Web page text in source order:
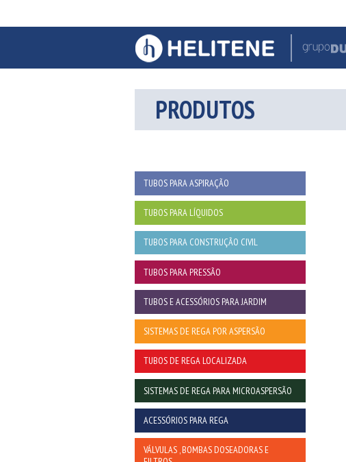
PRODUTOS
TUBOS PARA ASPIRAÇÃO
TUBOS PARA LÍQUIDOS
TUBOS PARA CONSTRUÇÃO CIVIL
TUBOS PARA PRESSÃO
TUBOS E ACESSÓRIOS PARA JARDIM
SISTEMAS DE REGA POR ASPERSÃO
TUBOS DE REGA LOCALIZADA
SISTEMAS DE REGA PARA MICROASPERSÃO
ACESSÓRIOS PARA REGA
VÁLVULAS , BOMBAS DOSEADORAS E